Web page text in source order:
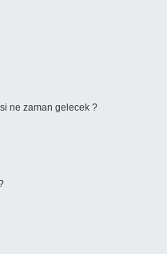
ne zaman gelecek ?